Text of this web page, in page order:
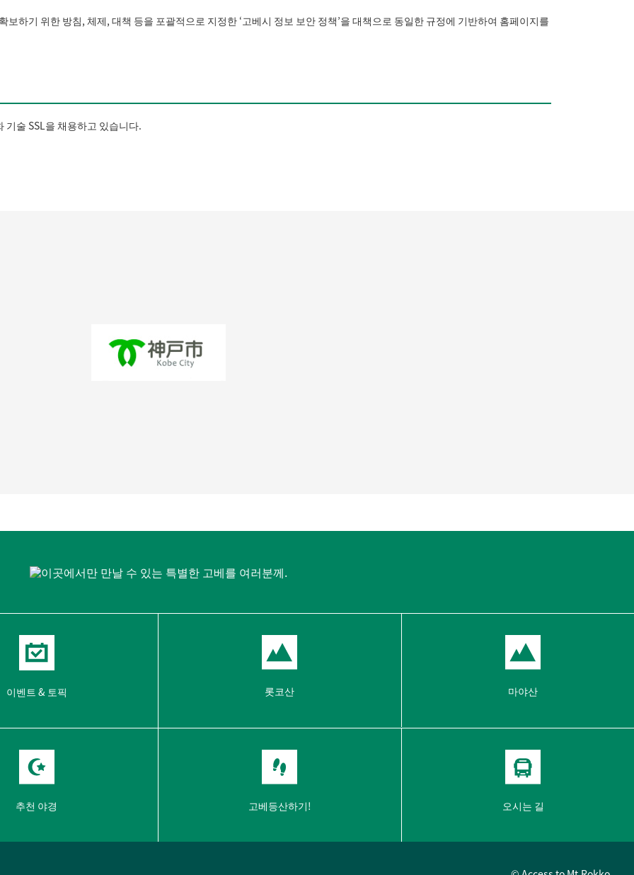
하기 위한 방침, 체제, 대책 등을 포괄적으로 지정한 ‘고베시 정보 보안 정책’을 대책으로 동일한 규정에 기반하여 홈페이지를
술 SSL을 채용하고 있습니다.
이벤트 & 토픽 롯코산 마야산
추천 야경 고베등산하기! 오시는 길